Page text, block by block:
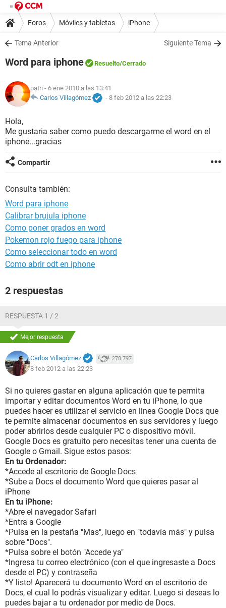
Foros Móviles y tabletas iPhone
Tema Anterior Siguiente Tema
Word para iphone Resuelto/Cerrado
patri - 6 ene 2010 a las 13:41
Carlos Villagómez
- 8 feb 2012 a las 22:23
Hola,
Me gustaria saber como puedo descargarme el word en el
iphone...gracias
Compartir
Consulta también:
Word para iphone
Calibrar brujula iphone
Como poner grados en word
Pokemon rojo fuego para iphone
Como seleccionar todo en word
Como abrir odt en iphone
2 respuestas
RESPUESTA 1 / 2
Mejor respuesta
Carlos Villagómez 278.797
8 feb 2012 a las 22:23
Si no quieres gastar en alguna aplicación que te permita
importar y editar documentos Word en tu iPhone, lo que
puedes hacer es utilizar el servicio en linea Google Docs que
te permite almacenar documentos en sus servidores y luego
poder abrirlos desde cualquier PC o dispositivo móvil.
Google Docs es gratuito pero necesitas tener una cuenta de
Google o Gmail. Sigue estos pasos:
En tu Ordenador:
*Accede al escritorio de Google Docs
*Sube a Docs el documento Word que quieres pasar al
iPhone
En tu iPhone:
*Abre el navegador Safari
*Entra a Google
*Pulsa en la pestaña "Mas", luego en "todavía más" y pulsa
sobre "Docs".
*Pulsa sobre el botón "Accede ya"
*Ingresa tu correo electrónico (con el que ingresaste a Docs
desde el PC) y contraseña
*Y listo! Aparecerá tu documento Word en el escritorio de
Docs, el cual lo podrás visualizar y editar. Luego si deseas lo
puedes bajar a tu ordenador por medio de Docs.